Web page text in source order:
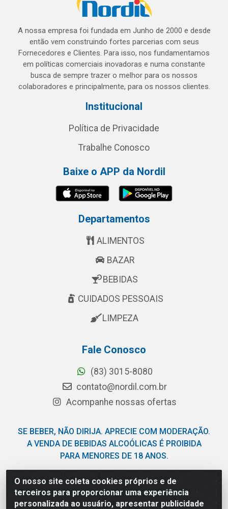
O nosso site coleta cookies próprios e de
terceiros para proporcionar uma experiência
personalizada ao usuário, apresentar publicidade
A nossa empresa foi fundada em Junho de 2000 e desde
então vem construindo fortes parcerias com seus
Fornecedores e Clientes. Para isso, nos fundamentamos
em políticas comerciais inovadoras e numa constante
busca de sempre trazer o melhor para os nossos
colaboradores e principalmente, para os nossos clientes.
Institucional
Política de Privacidade
Trabalhe Conosco
Baixe o APP da Nordil
Departamentos
ALIMENTOS
BAZAR
BEBIDAS
CUIDADOS PESSOAIS
LIMPEZA
Fale Conosco
(83) 3015-8080
contato@nordil.com.br
Acompanhe nossas ofertas
SE BEBER, NÃO DIRIJA. APRECIE COM MODERAÇÃO.
A VENDA DE BEBIDAS ALCOÓLICAS É PROIBIDA
PARA MENORES DE 18 ANOS.
Nordil Distribuidora - Avenida Liberdade, 2738, Bloco F -
Sesi - Bayeux/PB - CEP 58.111-400 - CNPJ